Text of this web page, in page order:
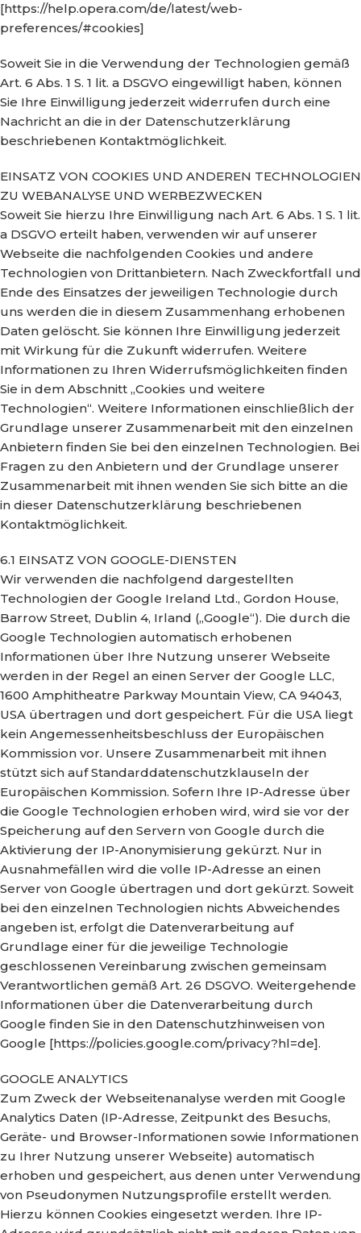
[https://help.opera.com/de/latest/web-
preferences/#cookies]
Soweit Sie in die Verwendung der Technologien gemäß
Art. 6 Abs. 1 S. 1 lit. a DSGVO eingewilligt haben, können
Sie Ihre Einwilligung jederzeit widerrufen durch eine
Nachricht an die in der Datenschutzerklärung
beschriebenen Kontaktmöglichkeit.
EINSATZ VON COOKIES UND ANDEREN TECHNOLOGIEN
ZU WEBANALYSE UND WERBEZWECKEN
Soweit Sie hierzu Ihre Einwilligung nach Art. 6 Abs. 1 S. 1 lit.
a DSGVO erteilt haben, verwenden wir auf unserer
Webseite die nachfolgenden Cookies und andere
Technologien von Drittanbietern. Nach Zweckfortfall und
Ende des Einsatzes der jeweiligen Technologie durch
uns werden die in diesem Zusammenhang erhobenen
Daten gelöscht. Sie können Ihre Einwilligung jederzeit
mit Wirkung für die Zukunft widerrufen. Weitere
Informationen zu Ihren Widerrufsmöglichkeiten finden
Sie in dem Abschnitt „Cookies und weitere
Technologien“. Weitere Informationen einschließlich der
Grundlage unserer Zusammenarbeit mit den einzelnen
Anbietern finden Sie bei den einzelnen Technologien. Bei
Fragen zu den Anbietern und der Grundlage unserer
Zusammenarbeit mit ihnen wenden Sie sich bitte an die
in dieser Datenschutzerklärung beschriebenen
Kontaktmöglichkeit.
6.1 EINSATZ VON GOOGLE-DIENSTEN
Wir verwenden die nachfolgend dargestellten
Technologien der Google Ireland Ltd., Gordon House,
Barrow Street, Dublin 4, Irland („Google“). Die durch die
Google Technologien automatisch erhobenen
Informationen über Ihre Nutzung unserer Webseite
werden in der Regel an einen Server der Google LLC,
1600 Amphitheatre Parkway Mountain View, CA 94043,
USA übertragen und dort gespeichert. Für die USA liegt
kein Angemessenheitsbeschluss der Europäischen
Kommission vor. Unsere Zusammenarbeit mit ihnen
stützt sich auf Standarddatenschutzklauseln der
Europäischen Kommission. Sofern Ihre IP-Adresse über
die Google Technologien erhoben wird, wird sie vor der
Speicherung auf den Servern von Google durch die
Aktivierung der IP-Anonymisierung gekürzt. Nur in
Ausnahmefällen wird die volle IP-Adresse an einen
Server von Google übertragen und dort gekürzt. Soweit
bei den einzelnen Technologien nichts Abweichendes
angeben ist, erfolgt die Datenverarbeitung auf
Grundlage einer für die jeweilige Technologie
geschlossenen Vereinbarung zwischen gemeinsam
Verantwortlichen gemäß Art. 26 DSGVO. Weitergehende
Informationen über die Datenverarbeitung durch
Google finden Sie in den Datenschutzhinweisen von
Google [https://policies.google.com/privacy?hl=de].
GOOGLE ANALYTICS
Zum Zweck der Webseitenanalyse werden mit Google
Analytics Daten (IP-Adresse, Zeitpunkt des Besuchs,
Geräte- und Browser-Informationen sowie Informationen
zu Ihrer Nutzung unserer Webseite) automatisch
erhoben und gespeichert, aus denen unter Verwendung
von Pseudonymen Nutzungsprofile erstellt werden.
Hierzu können Cookies eingesetzt werden. Ihre IP-